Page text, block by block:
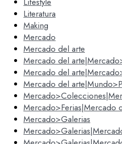
Literatura
Making
Mercado
Mercado del arte
Mercado del
Mercado del
Mercado del
Mercado>Ferias|Mercado
Mercado>Galerias